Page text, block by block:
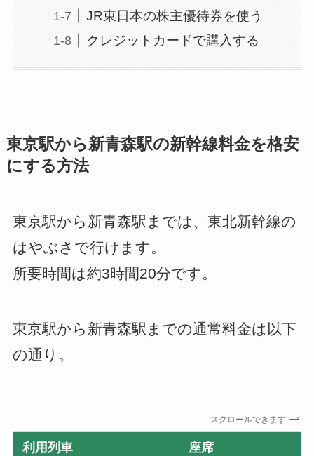
JR東日本の株主優待券を使う
クレジットカードで購入する
東京駅から新青森駅の新幹線料金を格安
にする方法
東京駅から新青森駅までは、東北新幹線の
はやぶさで行けます。
所要時間は約3時間20分です。
東京駅から新青森駅までの通常料金は以下
の通り。
スクロールできます
利用列車 座席